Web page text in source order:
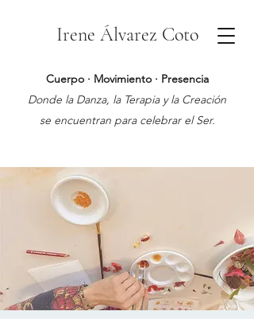
Irene Álvarez Coto
Cuerpo · Movimiento · Presencia
Donde la Danza, la Terapia y la Creación
se encuentran para celebrar el Ser.